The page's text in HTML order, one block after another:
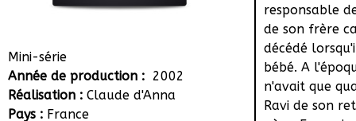
Mini-série
Année de production : 2002
Réalisation : Claude d'Anna
Pays : France
responsable
de son frère
décédé
bébé. A
n'avait que
Ravi de son